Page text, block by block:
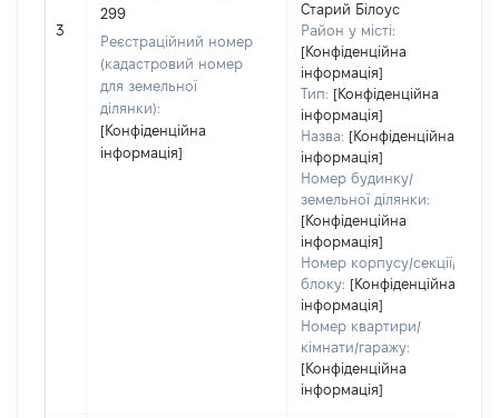
3
299
Реєстраційний номер
(кадастровий номер
для земельної
ділянки):
[Конфіденційна
інформація]
Старий Білоус
Район у місті:
[Конфіденційна
інформація]
Тип: [Конфіденційна
інформація]
Назва: [Конфіденційна
інформація]
Номер будинку/
земельної ділянки:
[Конфіденційна
інформація]
Номер корпусу/секції/
блоку: [Конфіденційна
інформація]
Номер квартири/
кімнати/гаражу:
[Конфіденційна
інформація]